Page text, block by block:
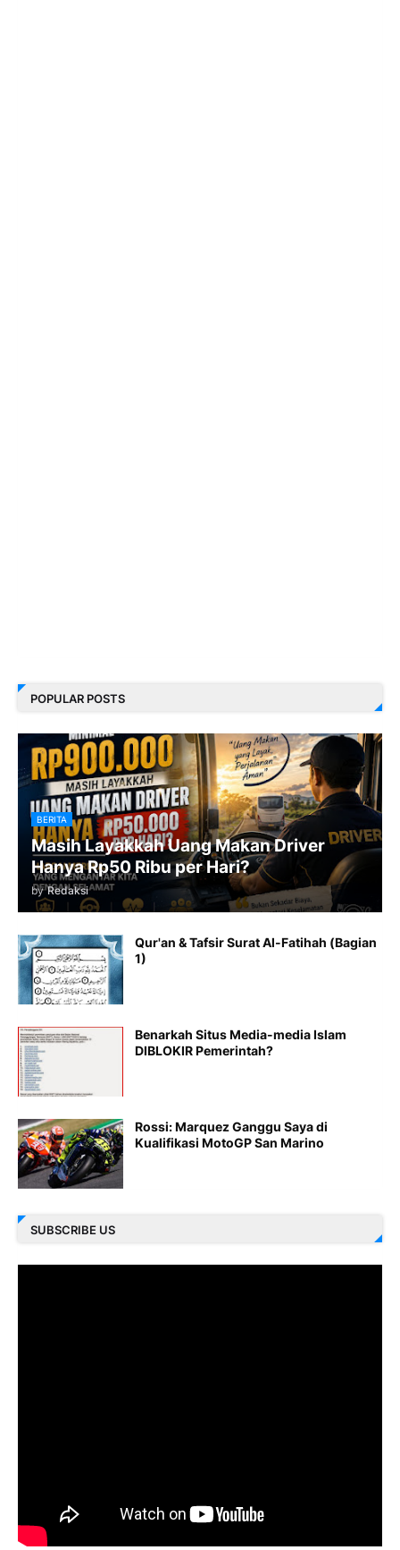
POPULAR POSTS
BERITA
Masih Layakkah Uang Makan Driver
Hanya Rp50 Ribu per Hari?
by Redaksi
Qur'an & Tafsir Surat Al-Fatihah (Bagian
1)
Benarkah Situs Media-media Islam
DIBLOKIR Pemerintah?
Rossi: Marquez Ganggu Saya di
Kualifikasi MotoGP San Marino
SUBSCRIBE US